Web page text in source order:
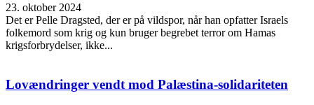
23. oktober 2024
Det er Pelle Dragsted, der er på vildspor, når han opfatter Israels
folkemord som krig og kun bruger begrebet terror om Hamas
krigsforbrydelser, ikke...
Lovændringer vendt mod Palæstina-solidariteten